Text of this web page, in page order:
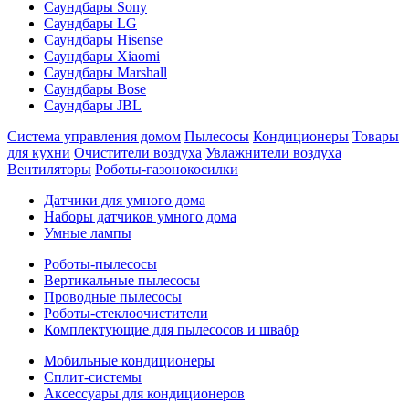
Саундбары Sony
Саундбары LG
Саундбары Hisense
Саундбары Xiaomi
Саундбары Marshall
Саундбары Bose
Саундбары JBL
Система управления домом Пылесосы Кондиционеры Товары
для кухни Очистители воздуха Увлажнители воздуха
Вентиляторы Роботы-газонокосилки
Датчики для умного дома
Наборы датчиков умного дома
Умные лампы
Роботы-пылесосы
Вертикальные пылесосы
Проводные пылесосы
Роботы-стеклоочистители
Комплектующие для пылесосов и швабр
Мобильные кондиционеры
Сплит-системы
Аксессуары для кондиционеров